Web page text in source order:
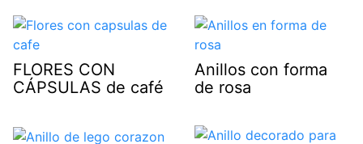
FLORES CON
CÁPSULAS de café
Anillos con forma
de rosa